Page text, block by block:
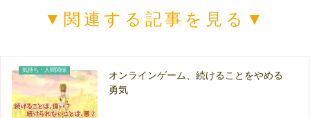
▼関連する記事を見る▼
気持ち・人間関係
オンラインゲーム、続けることをやめる
勇気